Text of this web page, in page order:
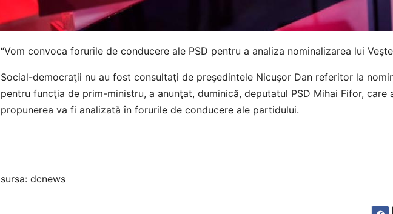
“Vom convoca forurile de conducere ale PSD pentru a analiza nominalizarea lui
Social-democraţii nu au fost consultaţi de preşedintele Nicuşor Dan referitor la
pentru funcţia de prim-ministru, a anunţat, duminică, deputatul PSD Mihai Fifor, care
propunerea va fi analizată în forurile de conducere ale partidului.
sursa: dcnews